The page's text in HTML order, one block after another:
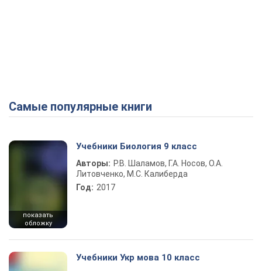
Самые популярные книги
показать
обложку
Учебники Биология 9 класс
Авторы: Р.В. Шаламов, Г.А. Носов, О.А.
Литовченко, М.С. Калиберда
Год: 2017
Учебники Укр мова 10 класс